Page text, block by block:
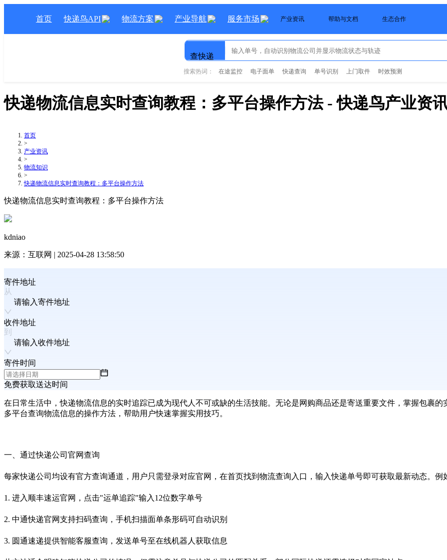
首页 快递鸟API 物流方案 产业导航 服务市场 产业资讯 帮助与文档 生态合作
查快递
搜索热词： 在途监控 电子面单 快递查询 单号识别 上门取件 时效预测
快递物流信息实时查询教程：多平台操作方法- 快递鸟产业资
首页
>
产业资讯
>
物流知识
>
快递物流信息实时查询教程：多平台操作方法
快递物流信息实时查询教程：多平台操作方法
kdniao
来源： 互联网 | 2025-04-28 13:58:50
寄件地址
请输入寄件地址
收件地址
请输入收件地址
寄件时间
免费获取送达时间
在日常生活中，快递物流信息的实时追踪已成为现代人不可或缺的生活技能。无论是网购商品还是寄送重要文件，掌握包裹
多平台查询物流信息的操作方法，帮助用户快速掌握实用技巧。
一、通过快递公司官网查询
每家快递公司均设有官方查询通道，用户只需登录对应官网，在首页找到物流查询入口，输入快递单号即可获取最新动态。例
1. 进入顺丰速运官网，点击"运单追踪"输入12位数字单号
2. 中通快递官网支持扫码查询，手机扫描面单条形码可自动识别
3. 圆通速递提供智能客服查询，发送单号至在线机器人获取信息